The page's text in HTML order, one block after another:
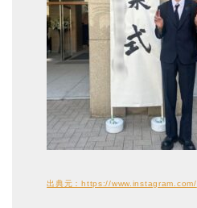
出典元：https://www.instagram.com/